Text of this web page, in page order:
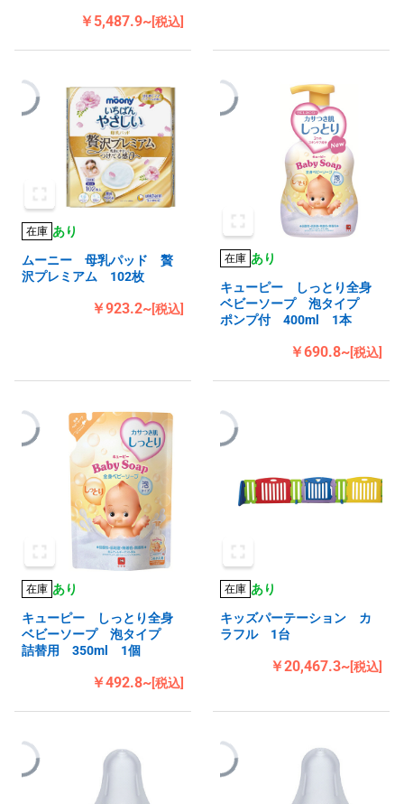
￥5,487.9~[税込]
在庫 あり
ムーニー 母乳パッド 贅
沢プレミアム 102枚
￥923.2~[税込]
在庫 あり
キューピー しっとり全身
ベビーソープ 泡タイプ
ポンプ付 400ml 1本
￥690.8~[税込]
在庫 あり
キューピー しっとり全身
ベビーソープ 泡タイプ
詰替用 350ml 1個
￥492.8~[税込]
在庫 あり
キッズパーテーション カ
ラフル 1台
￥20,467.3~[税込]